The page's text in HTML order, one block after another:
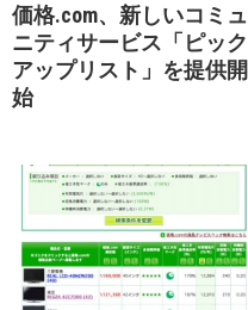
価格.com、新しいコミュ
ニティサービス「ピック
アップリスト」を提供開
始